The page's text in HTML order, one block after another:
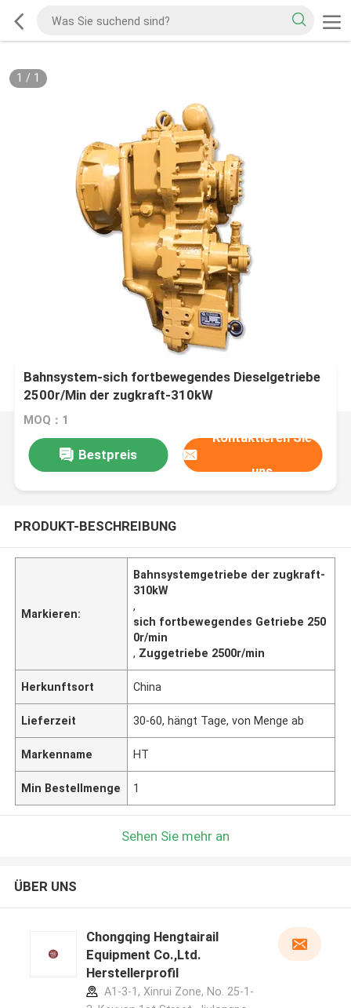
1 / 1
Bahnsystem-sich fortbewegendes Dieselgetriebe
2500r/Min der zugkraft-310kW
MOQ：1
Bestpreis
Kontaktieren Sie
uns
PRODUKT-BESCHREIBUNG
Markieren:
Bahnsystemgetriebe der zugkraft-
310kW
,
sich fortbewegendes Getriebe 250
0r/min
, Zuggetriebe 2500r/min
Herkunftsort China
Lieferzeit 30-60, hängt Tage, von Menge ab
Markenname HT
Min Bestellmenge 1
Sehen Sie mehr an
ÜBER UNS
Chongqing Hengtairail
Equipment Co.,Ltd.
Herstellerprofil
A1-3-1, Xinrui Zone, No. 25-1-